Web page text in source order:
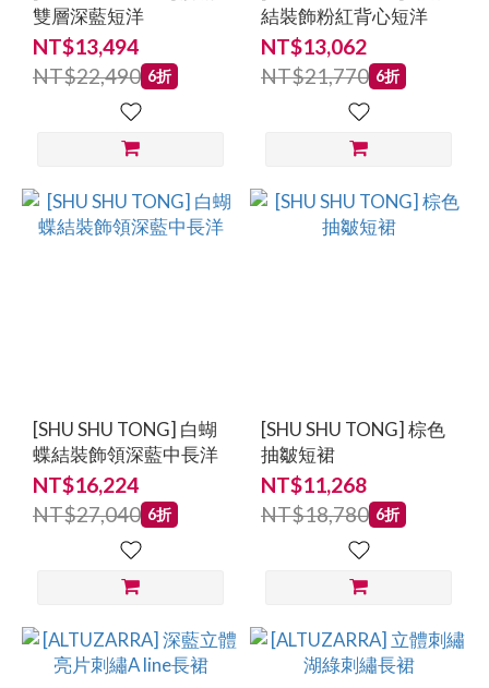
雙層深藍短洋
NT$13,494
NT$22,490 6折
結裝飾粉紅背心短洋
NT$13,062
NT$21,770 6折
[SHU SHU TONG] 白蝴
蝶結裝飾領深藍中長洋
NT$16,224
NT$27,040 6折
[SHU SHU TONG] 棕色
抽皺短裙
NT$11,268
NT$18,780 6折